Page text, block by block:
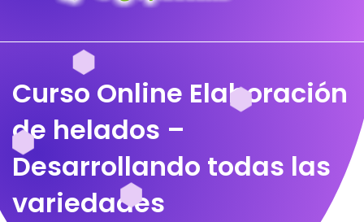
Curso Online Elaboración
de helados –
Desarrollando todas las
variedades